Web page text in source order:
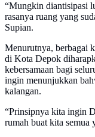
“Mungkin diantisipasi
rasanya ruang yang
Supian.
Menurutnya, berbagai
di Kota Depok
kebersamaan bagi
ingin menunjukkan
kalangan.
“Prinsipnya kita ingin
rumah buat kita semua